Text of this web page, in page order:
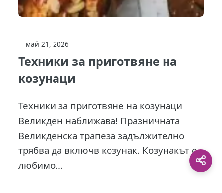
май 21, 2026
Техники за приготвяне на
козунаци
Техники за приготвяне на козунаци
Великден наближава! Празничната
Великденска трапеза задължително
трябва да включв козунак. Козунакът е
любимо...